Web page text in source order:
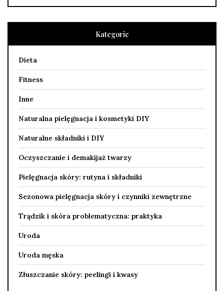
Kategorie
Dieta
Fitness
Inne
Naturalna pielęgnacja i kosmetyki DIY
Naturalne składniki i DIY
Oczyszczanie i demakijaż twarzy
Pielęgnacja skóry: rutyna i składniki
Sezonowa pielęgnacja skóry i czynniki zewnętrzne
Trądzik i skóra problematyczna: praktyka
Uroda
Uroda męska
Złuszczanie skóry: peelingi i kwasy